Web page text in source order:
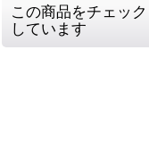
この商品をチェッ
しています